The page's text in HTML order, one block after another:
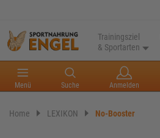
Trainingsziel
& Sportarten
Menü Suche Anmelden
Home LEXIKON No-Booster